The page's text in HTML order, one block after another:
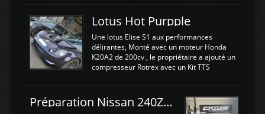
est temps de brancher le ...
légere découpe du plastique inferieur,
negénant en rien la structure ou le
fonctionnement du fond plat. Une
reprogrammation Stage 2 est faite sur le
calculateur d'origine. Une alternative
économique au passage sur Hondata
d'origine 310cv et 400Nn , Une fois
reprogrammé et les ...
Lotus Hot Purpple
Une lotus Elise S1 aux performances
délirantes, Monté avec un moteur Honda
K20A2 de 200cv , le propriétaire a ajouté un
compresseur Rotrex avec un Kit TTS
d'augmenter la puissance de son moteur:
un watercooler a été ajouté. 300Cv sans
Préparation Nissan 240Z SR20DET